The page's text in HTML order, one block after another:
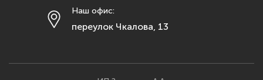
Омск
Пенза
Наш офис:
переулок Чкалова, 13